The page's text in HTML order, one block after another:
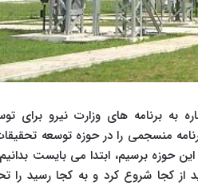
به برنامه های وزارت نیرو برای
منسجمی را در حوزه توسعه
حوزه برسیم، ابتدا می بایست
از کجا شروع کرد و به کجا رسید را